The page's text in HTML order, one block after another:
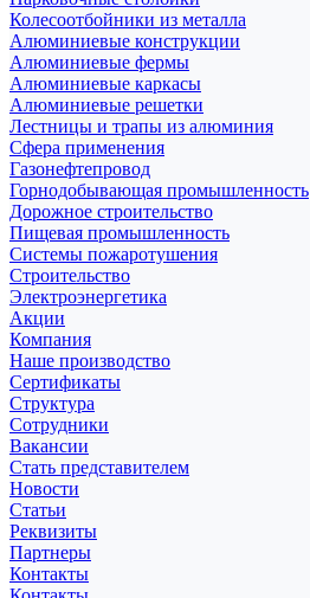
Колесоотбойники из металла
Алюминиевые конструкции
Алюминиевые фермы
Алюминиевые каркасы
Алюминиевые решетки
Лестницы и трапы из алюминия
Сфера применения
Газонефтепровод
Горнодобывающая промышленность
Дорожное строительство
Пищевая промышленность
Системы пожаротушения
Строительство
Электроэнергетика
Акции
Компания
Наше производство
Сертификаты
Структура
Сотрудники
Вакансии
Стать представителем
Новости
Статьи
Реквизиты
Партнеры
Контакты